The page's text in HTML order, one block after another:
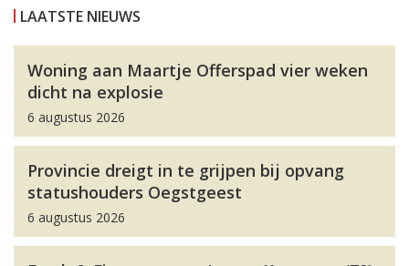
LAATSTE NIEUWS
Woning aan Maartje Offerspad vier weken
dicht na explosie
6 augustus 2026
Provincie dreigt in te grijpen bij opvang
statushouders Oegstgeest
6 augustus 2026